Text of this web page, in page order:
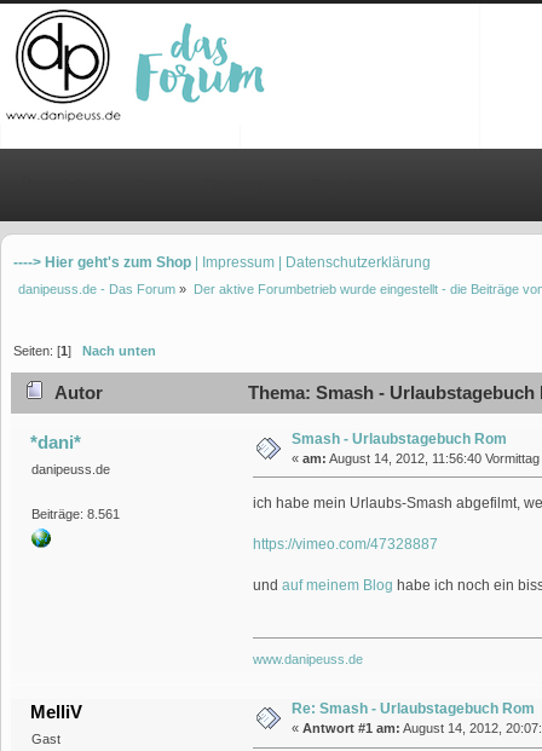
----> Hier geht's zum Shop | Impressum | Datenschutzerklärung
danipeuss.de - Das Forum » Der aktive Forumbetrieb wurde eingestellt - die Beiträge
Seiten: [1] Nach unten
Autor Thema: Smash -
*dani*
danipeuss.de
Beiträge: 8.561
Smash - Urlaubstagebuch Rom
« am: August 14, 2012, 11:56:40 Vormittag
ich habe mein Urlaubs-Smash abgefilmt,
https://vimeo.com/47328887
und auf meinem Blog habe ich noch ein
www.danipeuss.de
MelliV
Gast
Re: Smash - Urlaubstagebuch Rom
« Antwort #1 am: August 14, 2012,